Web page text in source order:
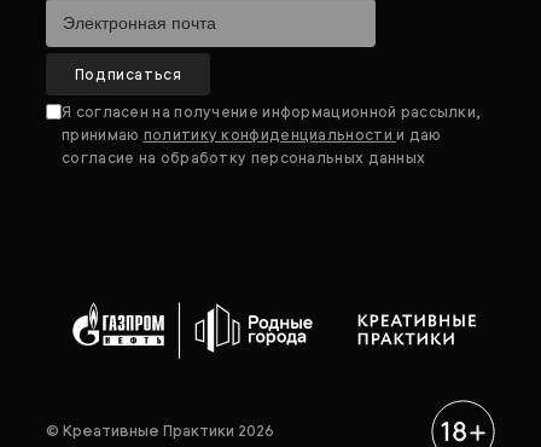
Я согласен на получение информационной рассылки,
принимаю политику конфиденциальностии даю
согласие на обработку персональных данных
© Креативные Практики 2026